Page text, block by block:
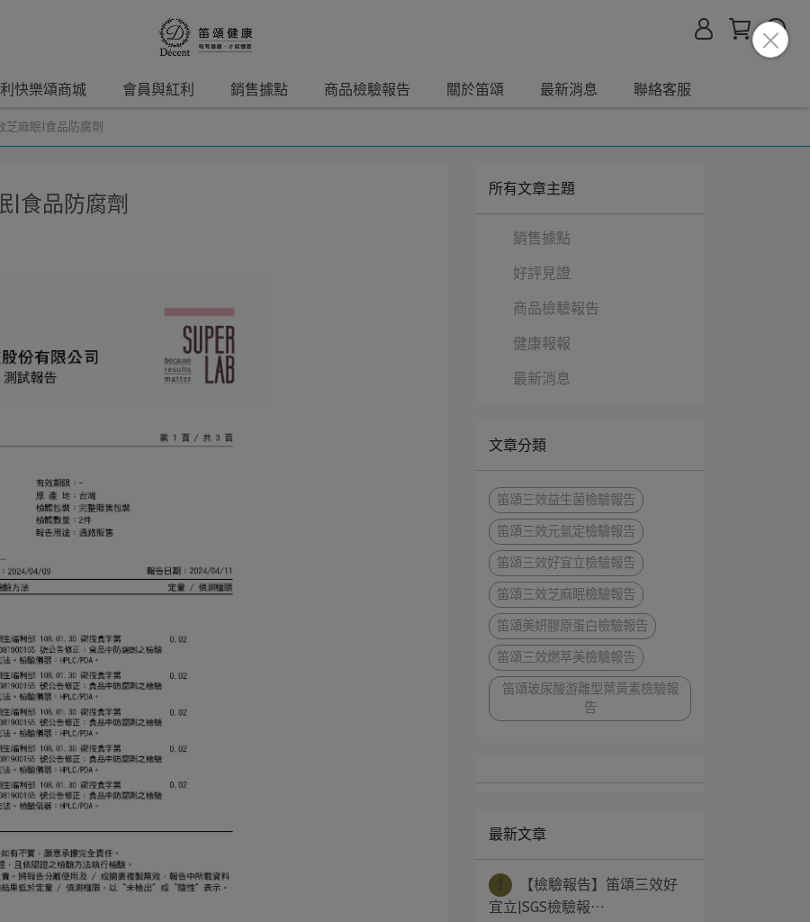
快樂頌商城 會員與紅利 銷售據點 商品檢驗報告 關於笛頌 最新消息 聯絡客服
芝麻眠|食品防腐劑
|食品防腐劑
所有文章主題
銷售據點
好評見證
商品檢驗報告
健康報報
最新消息
文章分類
笛頌三效益生菌檢驗報告
笛頌三效元氣定檢驗報告
笛頌三效好宜立檢驗報告
笛頌三效芝麻眠檢驗報告
笛頌美妍膠原蛋白檢驗報告
笛頌三效燃萃美檢驗報告
笛頌玻尿酸游離型葉黃素檢驗報
告
最新文章
【檢驗報告】笛頌三效好
宜立|SGS檢驗報⋯